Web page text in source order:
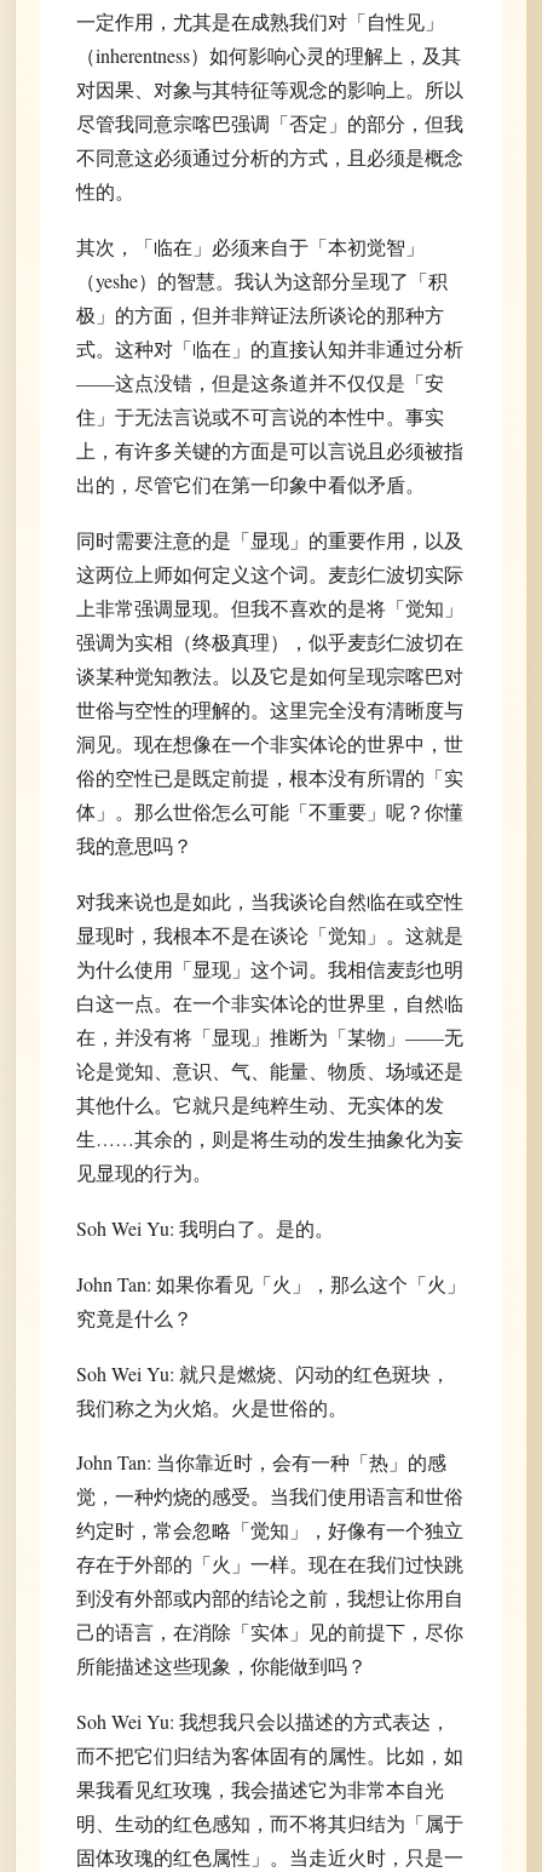
一定作用，尤其是在成熟我们对「自性见」
（inherentness）如何影响心灵的理解上，及其
对因果、对象与其特征等观念的影响上。所以
尽管我同意宗喀巴强调「否定」的部分，但我
不同意这必须通过分析的方式，且必须是概念
性的。
其次，「临在」必须来自于「本初觉智」
（yeshe）的智慧。我认为这部分呈现了「积
极」的方面，但并非辩证法所谈论的那种方
式。这种对「临在」的直接认知并非通过分析
——这点没错，但是这条道并不仅仅是「安
住」于无法言说或不可言说的本性中。事实
上，有许多关键的方面是可以言说且必须被指
出的，尽管它们在第一印象中看似矛盾。
同时需要注意的是「显现」的重要作用，以及
这两位上师如何定义这个词。麦彭仁波切实际
上非常强调显现。但我不喜欢的是将「觉知」
强调为实相（终极真理），似乎麦彭仁波切在
谈某种觉知教法。以及它是如何呈现宗喀巴对
世俗与空性的理解的。这里完全没有清晰度与
洞见。现在想像在一个非实体论的世界中，世
俗的空性已是既定前提，根本没有所谓的「实
体」。那么世俗怎么可能「不重要」呢？你懂
我的意思吗？
对我来说也是如此，当我谈论自然临在或空性
显现时，我根本不是在谈论「觉知」。这就是
为什么使用「显现」这个词。我相信麦彭也明
白这一点。在一个非实体论的世界里，自然临
在，并没有将「显现」推断为「某物」——无
论是觉知、意识、气、能量、物质、场域还是
其他什么。它就只是纯粹生动、无实体的发
生……其余的，则是将生动的发生抽象化为妄
见显现的行为。
Soh Wei Yu: 我明白了。是的。
John Tan: 如果你看见「火」，那么这个「火」
究竟是什么？
Soh Wei Yu: 就只是燃烧、闪动的红色斑块，
我们称之为火焰。火是世俗的。
John Tan: 当你靠近时，会有一种「热」的感
觉，一种灼烧的感受。当我们使用语言和世俗
约定时，常会忽略「觉知」，好像有一个独立
存在于外部的「火」一样。现在在我们过快跳
到没有外部或内部的结论之前，我想让你用自
己的语言，在消除「实体」见的前提下，尽你
所能描述这些现象，你能做到吗？
Soh Wei Yu: 我想我只会以描述的方式表达，
而不把它们归结为客体固有的属性。比如，如
果我看见红玫瑰，我会描述它为非常本自光
明、生动的红色感知，而不将其归结为「属于
固体玫瑰的红色属性」。当走近火时，只是一